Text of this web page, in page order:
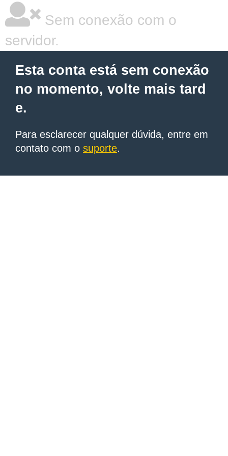
Sem conexão com o
servidor.
Esta conta está sem conexão
no momento, volte mais tard
e.
Para esclarecer qualquer dúvida, entre em
contato com o suporte.